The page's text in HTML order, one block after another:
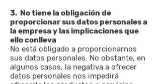
3. No tiene la obligación de
proporcionar sus datos personales a
la empresa y las implicaciones que
ello conlleva
No está obligado a proporcionarnos
sus datos personales. No obstante, en
algunos casos, la negativa a ofrecer
datos personales nos impedirá